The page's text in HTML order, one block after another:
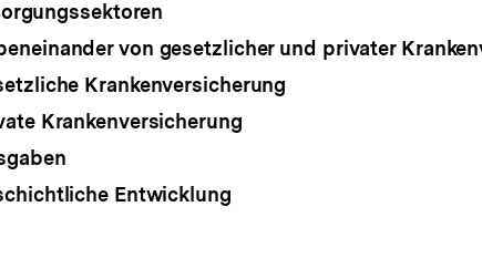
von gesetzlicher und privater
Krankenversicherung
Krankenversicherung
Entwicklung